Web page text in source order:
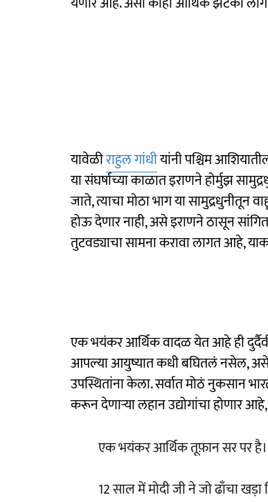
यावेळीराहुल गांधीयांनी पश्चिम
या संघर्षाच्या काळात इराणने होर्मुझ
जाते, त्याचा मोठा भाग या सामुद्रधुनीतून
होऊ देणार नाही, असे इराणने ठासून
तुटवड्याचा सामना करावा लागत आहे,
एक भयंकर आर्थिक वादळ येत आहे ही
आपल्या आयुष्यात कधी बघितलं नसेल, असे
उपस्थितांना केला. सर्वात मोठं नुकसान
करून देणाऱ्या लहान उद्योगांचा होणार
एक भयंकर आर्थिक तूफ़ान सर पर है।
12 साल में मोदी जी ने जो ढाँचा